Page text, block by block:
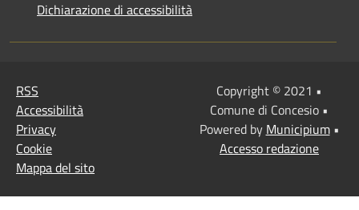
Dichiarazione di accessibilità
RSS
Accessibilità
Privacy
Cookie
Mappa del sito
Copyright © 2021 •
Comune di Concesio •
Powered by Municipium•
Accesso redazione